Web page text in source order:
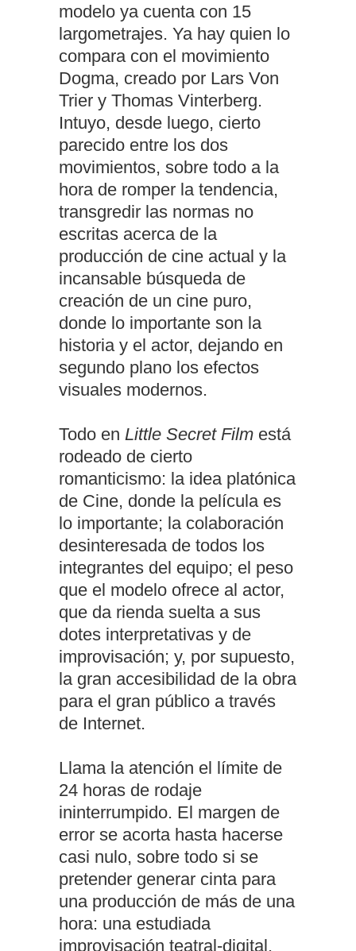
modelo ya cuenta con 15
largometrajes. Ya hay quien lo
compara con el movimiento
Dogma, creado por Lars Von
Trier y Thomas Vinterberg.
Intuyo, desde luego, cierto
parecido entre los dos
movimientos, sobre todo a la
hora de romper la tendencia,
transgredir las normas no
escritas acerca de la
producción de cine actual y la
incansable búsqueda de
creación de un cine puro,
donde lo importante son la
historia y el actor, dejando en
segundo plano los efectos
visuales modernos.
Todo en Little Secret Film está
rodeado de cierto
romanticismo: la idea platónica
de Cine, donde la película es
lo importante; la colaboración
desinteresada de todos los
integrantes del equipo; el peso
que el modelo ofrece al actor,
que da rienda suelta a sus
dotes interpretativas y de
improvisación; y, por supuesto,
la gran accesibilidad de la obra
para el gran público a través
de Internet.
Llama la atención el límite de
24 horas de rodaje
ininterrumpido. El margen de
error se acorta hasta hacerse
casi nulo, sobre todo si se
pretender generar cinta para
una producción de más de una
hora: una estudiada
improvisación teatral-digital.